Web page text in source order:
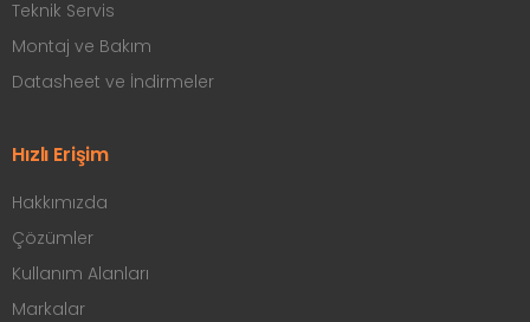
Teknik Servis
Montaj ve Bakım
Datasheet ve İndirmeler
Hızlı Erişim
Hakkımızda
Çözümler
Kullanım Alanları
Markalar